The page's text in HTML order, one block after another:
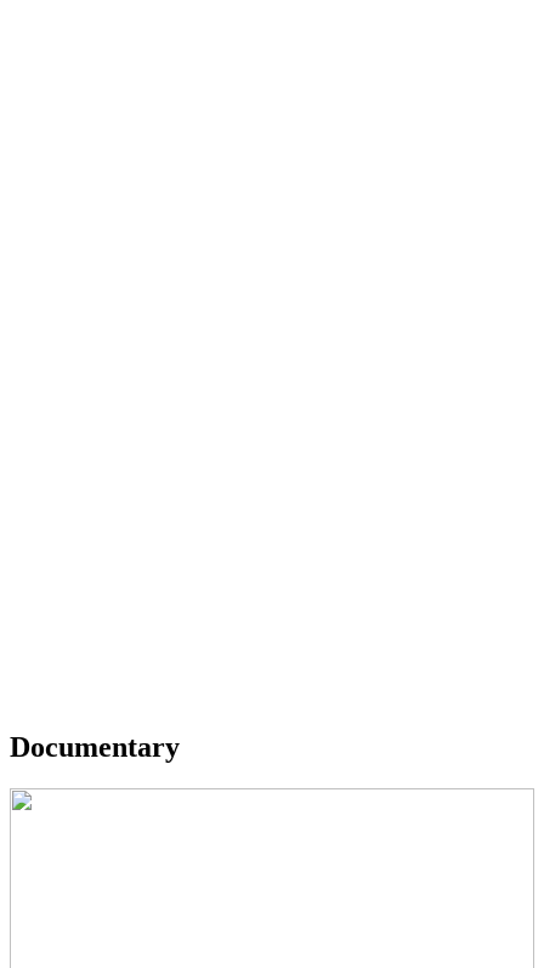
Documentary